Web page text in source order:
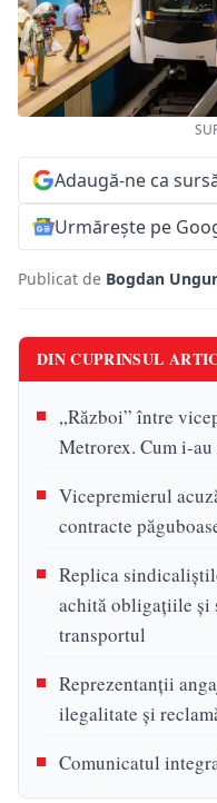
Adaugă-ne ca
Urmărește pe
Publicat de Bogdan
DIN CUPRINSUL
„Război” între
Metrorex. Cum i-
Vicepremierul
contracte
Replica
achită obligațiile și
transportul
Reprezentanții
ilegalitate și
Comunicatul